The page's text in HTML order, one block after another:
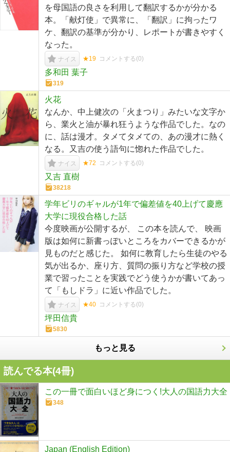
を母国語の良さを利用して翻訳するかが分かる
本。「献灯使」で異常に、「翻訳」に拘ったワ
ケ、翻訳の基準が分かり、レポートが書きやすく
なった。
ナイス ★19 コメントする(0)
多和田 葉子
319
火花
なんか、中上健次の「火まつり」みたいな文字か
ら、業火と油が暴れ狂うような作品でした。なの
に、話は漫才。タメてタメての、あの漫才に熱く
なる。又吉の使う語句に惚れた作品でした。
ナイス ★72 コメントする(0)
又吉 直樹
38218
学年ビリのギャルが1年で偏差値を40上げて慶應
大学に現役合格した話
今度映画が公開するが、 この本を読んで、 映画
版は如何に新書っぽいところをカバーできるかが
見ものだと感じた。 如何に教育したら生徒のやる
気が出るか、座り方、質問の振り方など学校の授
業で習ったことを実践でどう使うかが書いてあっ
て「もしドラ」に近い作品でした。
ナイス ★40 コメントする(0)
坪田信貴
5830
もっと見る
読んでる本(4冊)
この一冊で面白いほど身につく!大人の国語力大全
348
Japan (English Edition)